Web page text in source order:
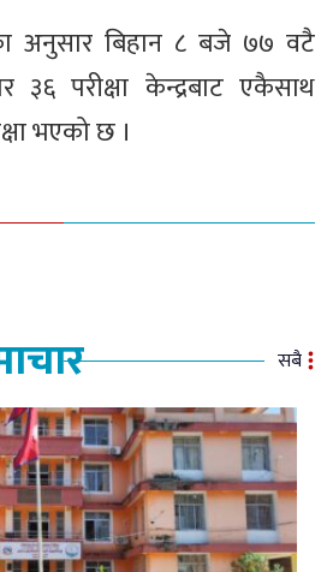
अनुसार बिहान ८ बजे ७७ वटै
३६ परीक्षा केन्द्रबाट एकैसाथ
भएको छ ।
सबै